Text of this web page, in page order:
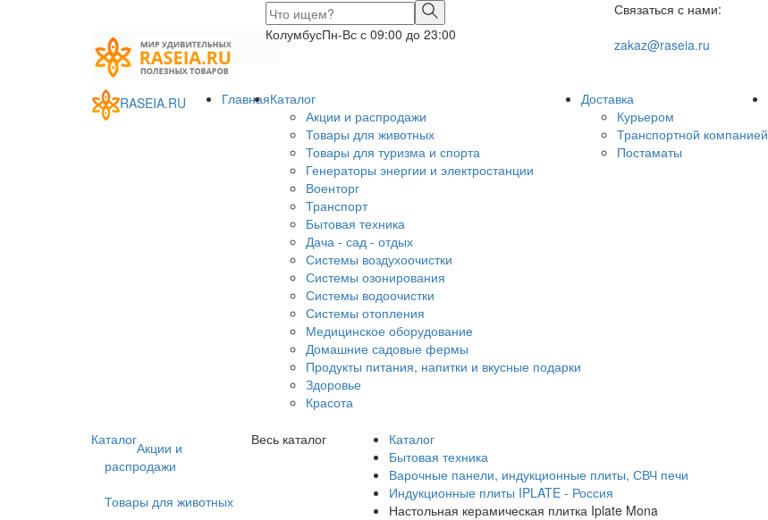
КолумбусПн-Вс с 09:00 до 23:00
Связаться с нами:
zakaz@raseia.ru
RASEIA.RU ГлавнаяКаталог
Акции и распродажи
Товары для животных
Товары для туризма и спорта
Генераторы энергии и электростанции
Военторг
Транспорт
Бытовая техника
Дача - сад - отдых
Системы воздухоочистки
Системы озонирования
Системы водоочистки
Системы отопления
Медицинское оборудование
Домашние садовые фермы
Продукты питания, напитки и вкусные подарки
Здоровье
Красота
Доставка
Курьером
Транспортной компанией
Постаматы
Каталог Весь каталог
Акции и
распродажи
Товары для животных
Каталог
Бытовая техника
Варочные панели, индукционные плиты, СВЧ печи
Индукционные плиты IPLATE - Россия
Настольная керамическая плитка Iplate Mona